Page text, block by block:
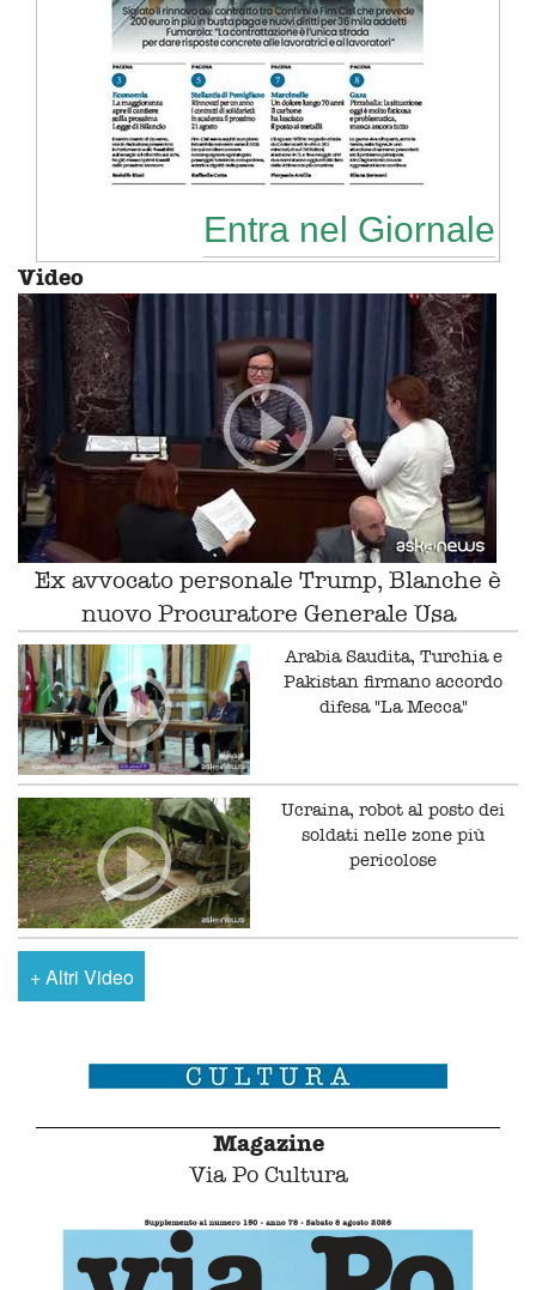
Entra nel Giornale
Video
Ex avvocato personale Trump, Blanche è
nuovo Procuratore Generale Usa
Arabia Saudita, Turchia e
Pakistan firmano accordo
difesa "La Mecca"
Ucraina, robot al posto dei
soldati nelle zone più
pericolose
+Altri Video
Magazine
Via Po Cultura